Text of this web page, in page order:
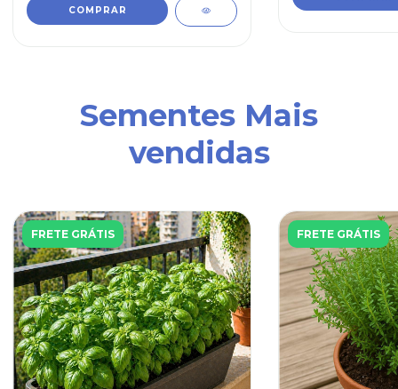
Sementes Mais
vendidas
FRETE GRÁTIS FRETE GRÁTIS